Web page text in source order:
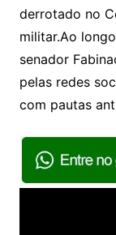
derrotado no
militar.Ao
senador
pelas redes
com pautas